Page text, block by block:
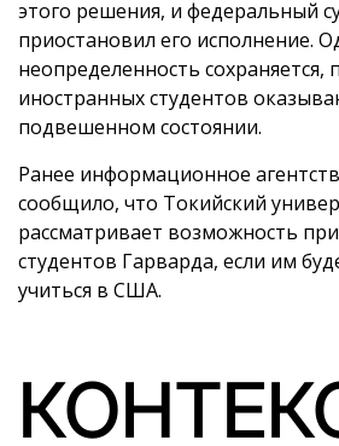
этого решения, и федеральный
приостановил его исполнение.
неопределенность сохраняется,
иностранных студентов
подвешенном состоянии.
Ранее информационное
сообщило, что Токийский
рассматривает возможность
студентов Гарварда, если им
учиться в США.